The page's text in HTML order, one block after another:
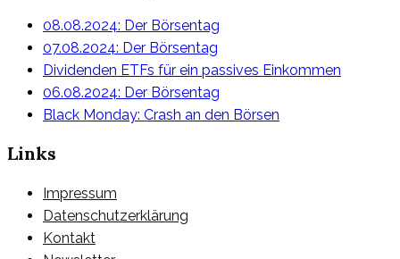
08.08.2024: Der Börsentag
07.08.2024: Der Börsentag
Dividenden ETFs für ein passives Einkommen
06.08.2024: Der Börsentag
Black Monday: Crash an den Börsen
Links
Impressum
Datenschutzerklärung
Kontakt